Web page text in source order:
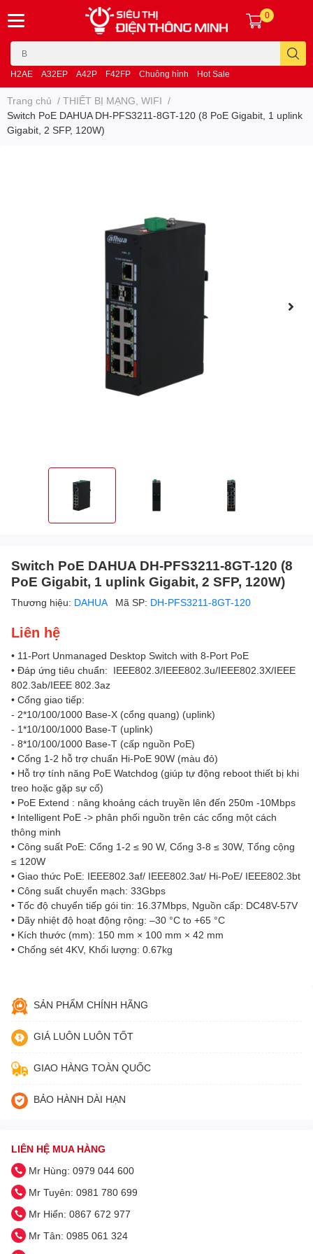
H2AE A32EP A42P F42FP Chuông hình Hot Sale
0
Trang chủ / THIẾT BỊ MẠNG, WIFI /
Switch PoE DAHUA DH-PFS3211-8GT-120 (8 PoE Gigabit, 1 uplink
Gigabit, 2 SFP, 120W)
Switch PoE DAHUA DH-PFS3211-8GT-120 (8
PoE Gigabit, 1 uplink Gigabit, 2 SFP, 120W)
Thương hiệu: DAHUA Mã SP: DH-PFS3211-8GT-120
Liên hệ
• 11-Port Unmanaged Desktop Switch with 8-Port PoE
• Đáp ứng tiêu chuẩn: IEEE802.3/IEEE802.3u/IEEE802.3X/IEEE
802.3ab/IEEE 802.3az
• Cổng giao tiếp:
- 2*10/100/1000 Base-X (cổng quang) (uplink)
- 1*10/100/1000 Base-T (uplink)
- 8*10/100/1000 Base-T (cấp nguồn PoE)
• Cổng 1-2 hỗ trợ chuẩn Hi-PoE 90W (màu đỏ)
• Hỗ trợ tính năng PoE Watchdog (giúp tự động reboot thiết bị khi
treo hoặc gặp sự cố)
• PoE Extend : nâng khoảng cách truyền lên đến 250m -10Mbps
• Intelligent PoE -> phân phối nguồn trên các cổng một cách
thông minh
• Công suất PoE: Cổng 1-2 ≤ 90 W, Cổng 3-8 ≤ 30W, Tổng cộng
≤ 120W
• Giao thức PoE: IEEE802.3af/ IEEE802.3at/ Hi-PoE/ IEEE802.3bt
• Công suất chuyển mạch: 33Gbps
• Tốc độ chuyển tiếp gói tin: 16.37Mbps, Nguồn cấp: DC48V-57V
• Dãy nhiệt độ hoạt động rộng: –30 °C to +65 °C
• Kích thước (mm): 150 mm × 100 mm × 42 mm
• Chống sét 4KV, Khối lượng: 0.67kg
SẢN PHẨM CHÍNH HÃNG
GIÁ LUÔN LUÔN TỐT
GIAO HÀNG TOÀN QUỐC
BẢO HÀNH DÀI HẠN
LIÊN HỆ MUA HÀNG
Mr Hùng: 0979 044 600
Mr Tuyên: 0981 780 699
Mr Hiển: 0867 672 977
Mr Tân: 0985 061 324